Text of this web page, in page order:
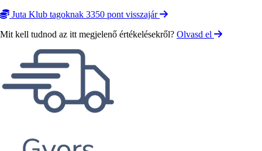
Juta Klub tagoknak 3350 pont visszajár
Mit kell tudnod az itt megjelenő értékelésekről? Olvasd el